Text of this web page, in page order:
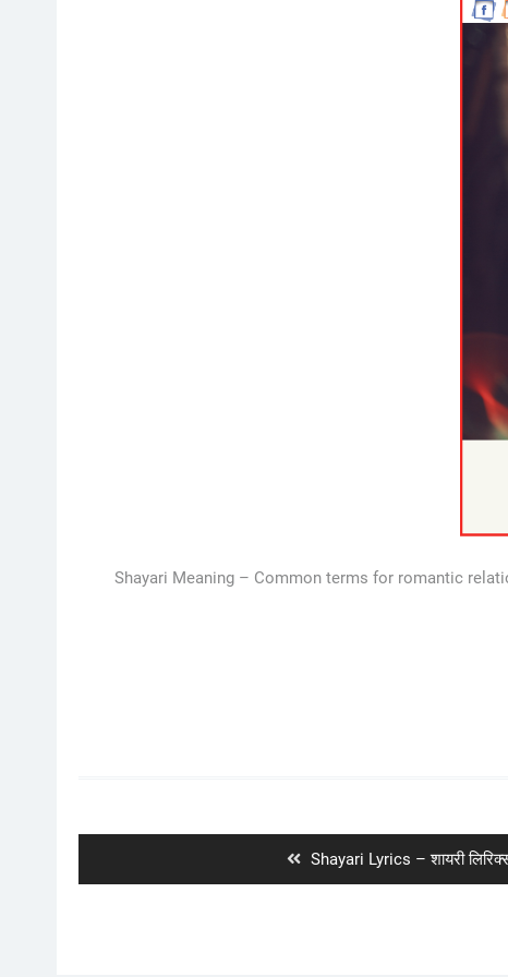
Shayari Meaning – Common terms for romantic
Previous
post:
Shayari Lyrics – शायरी